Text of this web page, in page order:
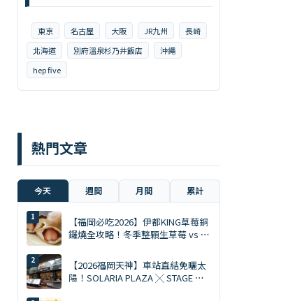
東京 名古屋 大阪 JR九州
長崎
北海道
別府溫泉杉乃井飯店
沖繩
hep five
熱門文章
今天 週間 月間 累計
【福岡必吃2026】伊都KING草莓銅
鑼燒全攻略！冬季整顆生草莓 vs 夏
【2026福岡天神】車站直結免曬太
陽！SOLARIA PLAZA ╳ STAGE 必